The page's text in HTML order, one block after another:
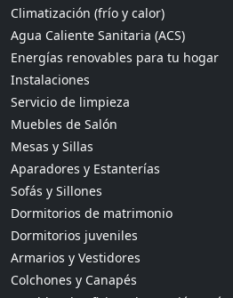
Climatización (frío y calor)
Agua Caliente Sanitaria (ACS)
Energías renovables para tu hogar
Instalaciones
Servicio de limpieza
Muebles de Salón
Mesas y Sillas
Aparadores y Estanterías
Sofás y Sillones
Dormitorios de matrimonio
Dormitorios juveniles
Armarios y Vestidores
Colchones y Canapés